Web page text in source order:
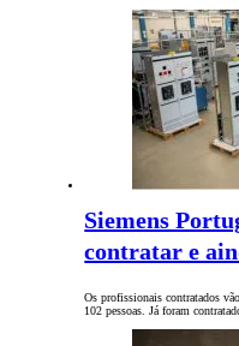
Siemens
contratar e
Os profissionais contratados
102 pessoas. Já foram